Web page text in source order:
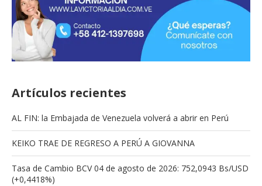
Artículos recientes
AL FIN: la Embajada de Venezuela volverá a abrir en Perú
KEIKO TRAE DE REGRESO A PERÚ A GIOVANNA
Tasa de Cambio BCV 04 de agosto de 2026: 752,0943 Bs/USD
(+0,4418%)